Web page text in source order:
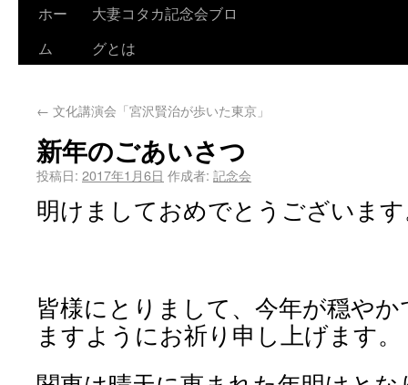
ホー
ム
大妻コタカ記念会ブロ
グとは
← 文化講演会「宮沢賢治が歩いた東京」
新年のごあいさつ
投稿日: 2017年1月6日 作成者: 記念会
明けましておめでとうございま
皆様にとりまして、今年が穏や
ますようにお祈り申し上げます。